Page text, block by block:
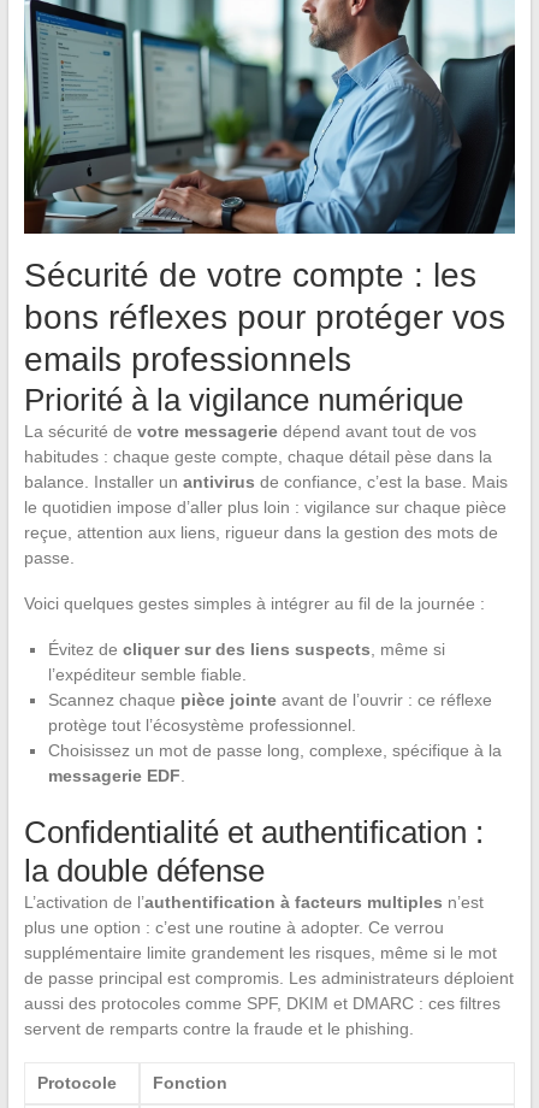
Sécurité de votre compte : les
bons réflexes pour protéger vos
emails professionnels
Priorité à la vigilance numérique
La sécurité de votre messageriedépend avant tout de vos
habitudes : chaque geste compte, chaque détail pèse dans la
balance. Installer un antivirus de confiance, c’est la base. Mais
le quotidien impose d’aller plus loin : vigilance sur chaque pièce
reçue, attention aux liens, rigueur dans la gestion des mots de
passe.
Voici quelques gestes simples à intégrer au fil de la journée :
Évitez de cliquer sur des liens suspects , même si
l’expéditeur semble fiable.
Scannez chaque pièce jointeavant de l’ouvrir : ce réflexe
protège tout l’écosystème professionnel.
Choisissez un mot de passe long, complexe, spécifique à la
messagerie EDF
Confidentialité et authentification :
la double défense
L’activation de l’authentification à facteurs multiples n’est
plus une option : c’est une routine à adopter. Ce verrou
supplémentaire limite grandement les risques, même si le mot
de passe principal est compromis. Les administrateurs déploient
aussi des protocoles comme SPF, DKIM et DMARC : ces filtres
servent de remparts contre la fraude et le phishing.
Protocole Fonction